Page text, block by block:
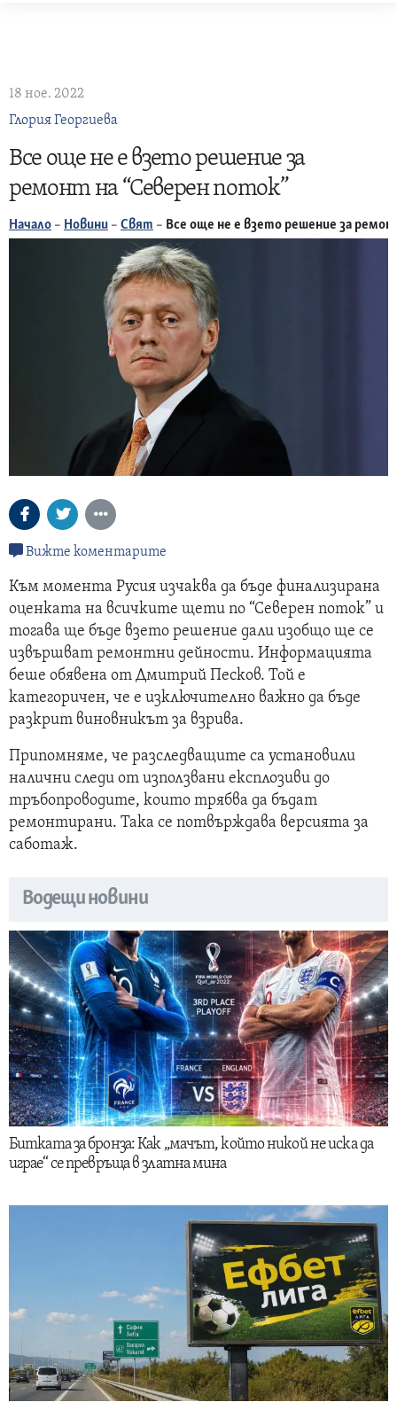
18 ное. 2022
Глория Георгиева
Все още не е взето решение за
ремонт на “Северен поток”
Начало – Новини – Свят – Все още не е взето решение за
Вижте коментарите
Към момента Русия изчаква да бъде финализирана
оценката на всичките щети по “Северен поток” и
тогава ще бъде взето решение дали изобщо ще се
извършват ремонтни дейности. Информацията
беше обявена от Дмитрий Песков. Той е
категоричен, че е изключително важно да бъде
разкрит виновникът за взрива.
Припомняме, че разследващите са установили
налични следи от използвани експлозиви до
тръбопроводите, които трябва да бъдат
ремонтирани. Така се потвърждава версията за
саботаж.
Водещи новини
Битката за бронза: Как „мачът, който никой не иска да
играе“ се превръща в златна мина